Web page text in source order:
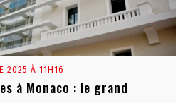
2025 À 11H16
à Monaco : le grand